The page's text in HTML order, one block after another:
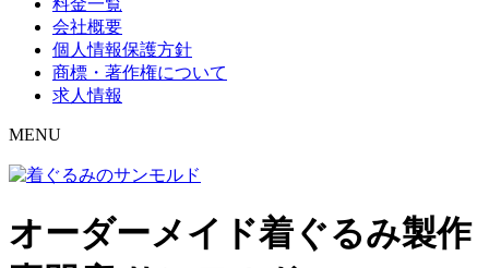
料金一覧
会社概要
個人情報保護方針
商標・著作権について
求人情報
MENU
オーダーメイド着ぐるみ製作